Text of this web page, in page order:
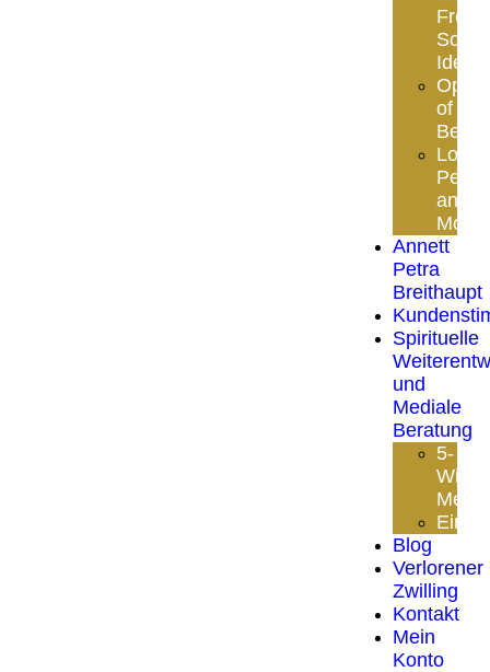
Soul
of
Love
and
Annett
Petra
Breithaupt
Spirituelle
und
Mediale
Beratung
5-
Blog
Verlorener
Zwilling
Kontakt
Mein
Konto